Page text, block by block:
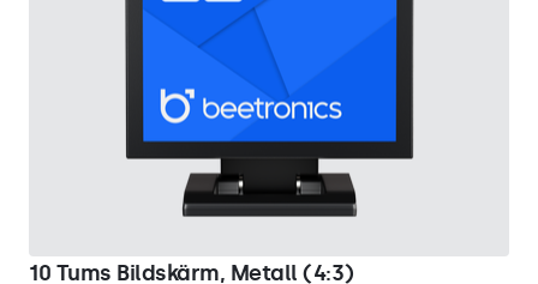
10 Tums Bildskärm, Metall (4:3)